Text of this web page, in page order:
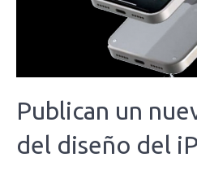
Publican un
del diseño del